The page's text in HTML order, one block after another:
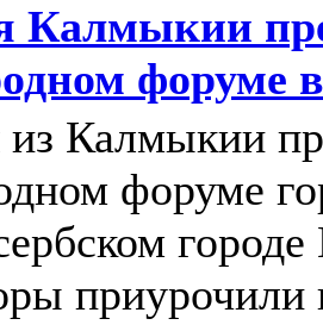
Калмыкии
форуме
Калмыкии
форуме